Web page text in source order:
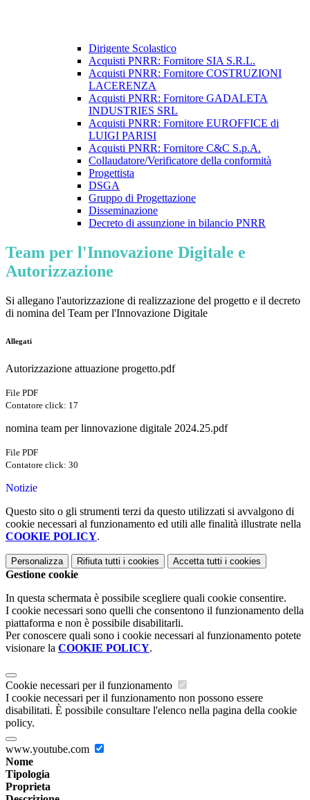
Dirigente Scolastico
Acquisti PNRR: Fornitore SIA S.R.L.
Acquisti PNRR: Fornitore COSTRUZIONI
LACERENZA
Acquisti PNRR: Fornitore GADALETA
INDUSTRIES SRL
Acquisti PNRR: Fornitore EUROFFICE di
LUIGI PARISI
Acquisti PNRR: Fornitore C&C S.p.A.
Collaudatore/Verificatore della conformità
Progettista
DSGA
Gruppo di Progettazione
Disseminazione
Decreto di assunzione in bilancio PNRR
Team per l'Innovazione Digitale e
Autorizzazione
Si allegano l'autorizzazione di realizzazione del progetto e il decreto
di nomina del Team per l'Innovazione Digitale
Allegati
Autorizzazione attuazione progetto.pdf
File PDF
Contatore click: 17
nomina team per linnovazione digitale 2024.25.pdf
File PDF
Contatore click: 30
Notizie
Questo sito o gli strumenti terzi da questo utilizzati si avvalgono di
cookie necessari al funzionamento ed utili alle finalità illustrate nella
COOKIE POLICY.
Personalizza Rifiuta tutti i cookies Accetta tutti i cookies
Gestione cookie
In questa schermata è possibile scegliere quali cookie consentire.
I cookie necessari sono quelli che consentono il funzionamento della
piattaforma e non è possibile disabilitarli.
Per conoscere quali sono i cookie necessari al funzionamento potete
visionare la COOKIE POLICY.
Cookie necessari per il funzionamento
I cookie necessari per il funzionamento non possono essere
disabilitati. È possibile consultare l'elenco nella pagina della cookie
policy.
www.youtube.com
Nome
Tipologia
Proprieta